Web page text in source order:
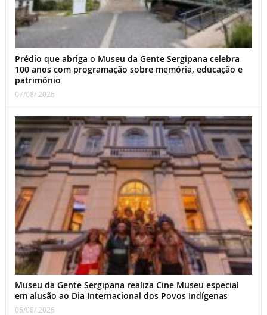
Prédio que abriga o Museu da Gente Sergipana celebra
100 anos com programação sobre memória, educação e
patrimônio
07/08/ 2026
Museu da Gente Sergipana realiza Cine Museu especial
em alusão ao Dia Internacional dos Povos Indígenas
05/08/ 2026